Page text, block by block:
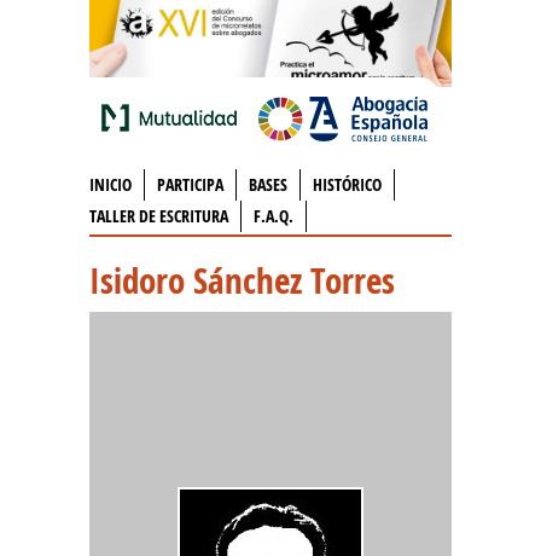
INICIO PARTICIPA BASES
HISTÓRICO
TALLER DE ESCRITURA
F.A.Q.
Isidoro Sánchez Torres